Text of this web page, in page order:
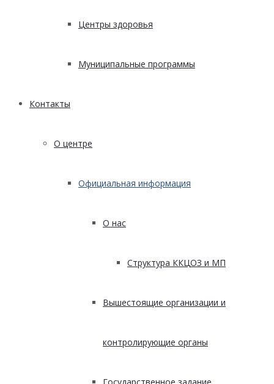
Центры здоровья
Муниципальные программы
Контакты
О центре
Официальная информация
О нас
Структура ККЦОЗ и МП
Вышестоящие организации и
контролирующие органы